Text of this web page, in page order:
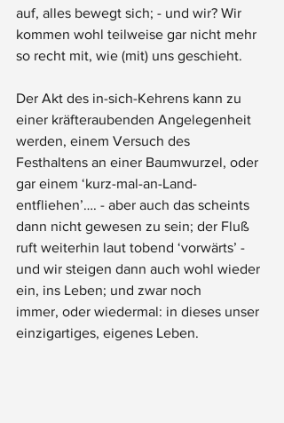
auf, alles bewegt sich; - und wir? Wir
kommen wohl teilweise gar nicht mehr
so recht mit, wie (mit) uns geschieht.
Der Akt des in-sich-Kehrens kann zu
einer kräfteraubenden Angelegenheit
werden, einem Versuch des
Festhaltens an einer Baumwurzel, oder
gar einem ‘kurz-mal-an-Land-
entfliehen’…. - aber auch das scheints
dann nicht gewesen zu sein; der Fluß
ruft weiterhin laut tobend ‘vorwärts’ -
und wir steigen dann auch wohl wieder
ein, ins Leben; und zwar noch
immer, oder wiedermal: in dieses unser
einzigartiges, eigenes Leben.